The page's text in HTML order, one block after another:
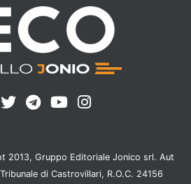
2013, Gruppo Editoriale Jonico srl. Aut
di Castrovillari, R.O.C. 24156